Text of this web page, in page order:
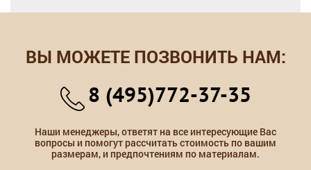
ВЫ МОЖЕТЕ ПОЗВОНИТЬ НАМ:
8 (495)772-37-35
Наши менеджеры, ответят на все интересующие Вас
вопросы и помогут рассчитать стоимость по вашим
размерам, и предпочтениям по материалам.